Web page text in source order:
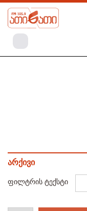
არქივი
ფილტრის ტექსტი